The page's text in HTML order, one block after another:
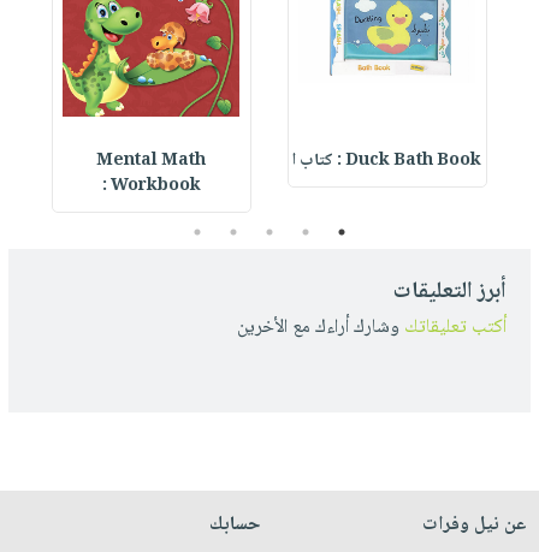
Duck Bath Book : كتاب ا
Mental Math
Workbook :
1
2
3
4
5
أبرز التعليقات
أكتب تعليقاتك وشارك أراءك مع الأخرين
عن نيل وفرات
حسابك